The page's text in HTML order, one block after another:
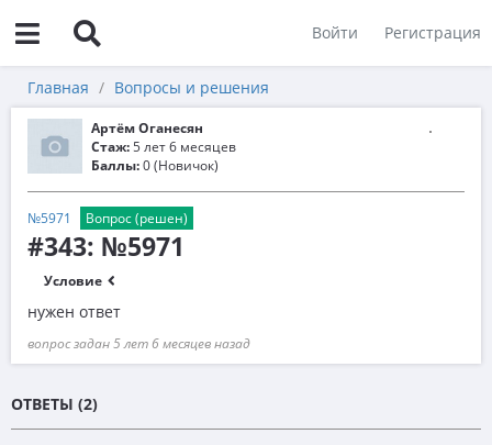
Войти Регистрация
Главная Вопросы и решения
Артём Оганесян
Стаж:5 лет 6 месяцев
Баллы:0 (Новичок)
№5971 Вопрос (решен)
#343: №5971
Условие
нужен ответ
вопрос задан 5 лет 6 месяцев назад
ОТВЕТЫ (2)